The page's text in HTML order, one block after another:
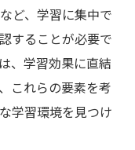
ど、学習に集中で
することが必要で
、学習効果に直結
これらの要素を考
学習環境を見つけ